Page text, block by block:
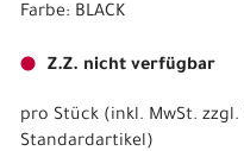
Farbe: BLACK
Z.Z. nicht verfügbar
pro Stück (inkl. MwSt. zzgl.
Standardartikel)